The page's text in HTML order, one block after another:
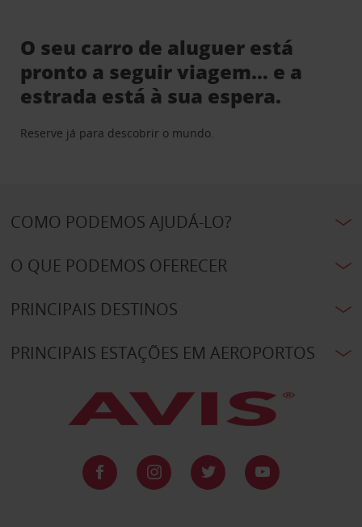
O seu carro de aluguer está
pronto a seguir viagem… e a
estrada está à sua espera.
Reserve já para descobrir o mundo.
COMO PODEMOS AJUDÁ-LO?
O QUE PODEMOS OFERECER
PRINCIPAIS DESTINOS
PRINCIPAIS ESTAÇÕES EM AEROPORTOS